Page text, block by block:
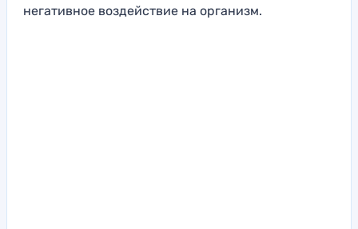
негативное воздействие на организм.